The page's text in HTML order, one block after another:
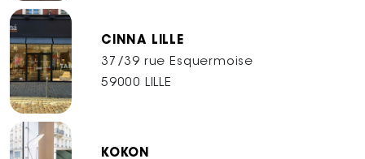
CINNA LILLE
37/39 rue Esquermoise
59000 LILLE
KOKON